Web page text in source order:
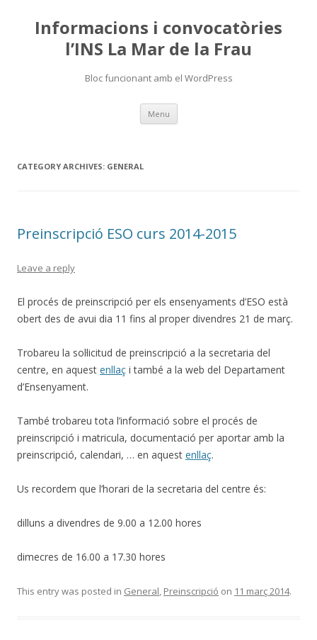
Informacions i convocatòries
l’INS La Mar de la Frau
Bloc funcionant amb el WordPress
Menu Skip
content
CATEGORY ARCHIVES: GENERAL
Preinscripció ESO curs 2014-2015
Leave a reply
El procés de preinscripció per els ensenyaments d’ESO està
obert des de avui dia 11 fins al proper divendres 21 de març.
Trobareu la sol·licitud de preinscripció a la secretaria del
centre, en aquest enllaç i també a la web del Departament
d’Ensenyament.
També trobareu tota l’informació sobre el procés de
preinscripció i matricula, documentació per aportar amb la
preinscripció, calendari, … en aquest enllaç.
Us recordem que l’horari de la secretaria del centre és:
dilluns a divendres de 9.00 a 12.00 hores
dimecres de 16.00 a 17.30 hores
This entry was posted in General, Preinscripció on 11 març 2014.